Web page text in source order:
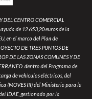
DEL CENTRO COMERCIAL
de 12.653,20 euros de la
en el marco del Plan de
DE TRES PUNTOS DE
DE LAS ZONAS COMUNES Y DE
dentro del Programa de
de vehículos eléctricos, del
(MOVES III) del Ministerio para la
IDAE, gestionado por la